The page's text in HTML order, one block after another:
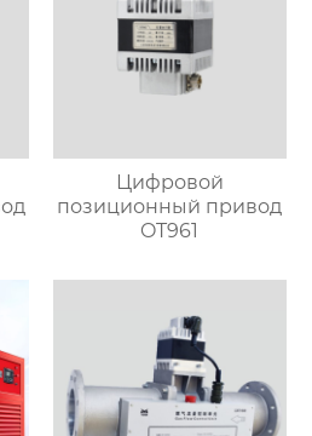
Цифровой
позиционный привод
OT961